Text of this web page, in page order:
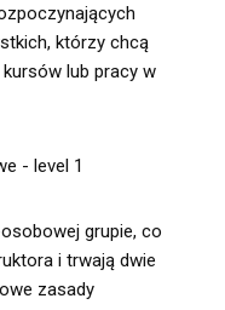
którzy chcą
lub pracy w
grupie, co
i trwają dwie
zasady